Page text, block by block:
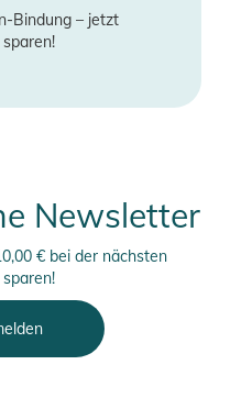
Bindung – jetzt
Newsletter
€ bei der nächsten